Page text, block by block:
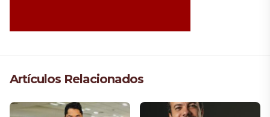
Artículos Relacionados